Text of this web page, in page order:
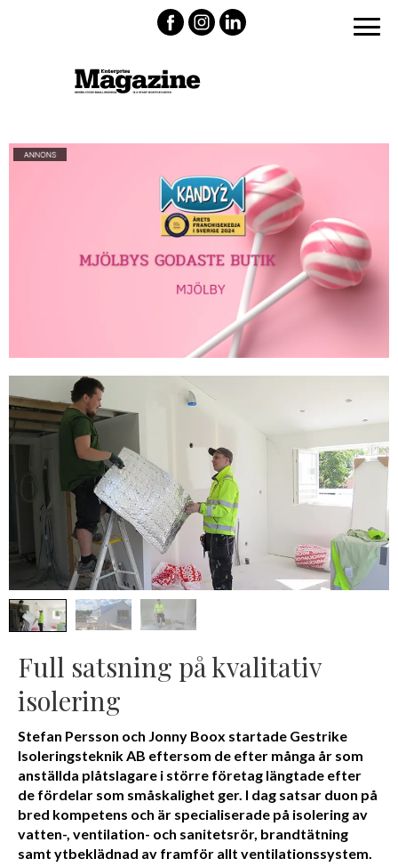
Full satsning på kvalitativ
isolering
Stefan Persson och Jonny Boox startade Gestrike
Isoleringsteknik AB eftersom de efter många år som
anställda plåtslagare i större företag längtade efter
de fördelar som småskalighet ger. I dag satsar duon på
bred kompetens och är specialiserade på isolering av
vatten-, ventilation- och sanitetsrör, brandtätning
samt ytbeklädnad av framför allt ventilationssystem.